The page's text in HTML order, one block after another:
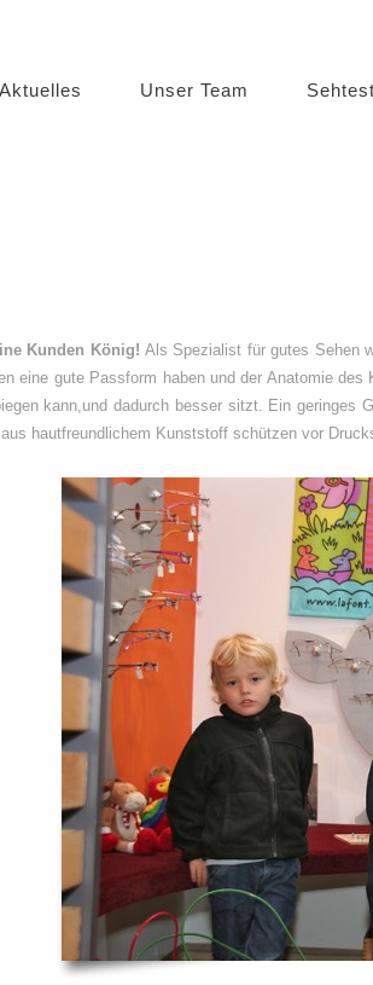
Aktuelles Unser Team Sehtest
Kunden König! Als Spezialist für gutes Sehen
eine gute Passform haben und der Anatomie
kann,und dadurch besser sitzt. Ein geringes
hautfreundlichem Kunststoff schützen vor